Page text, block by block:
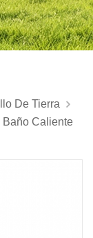
De Tierra
Baño Caliente